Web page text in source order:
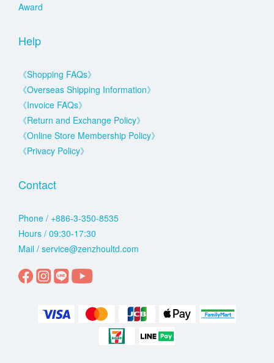
Award
Help
《Shopping FAQs》
《Overseas Shipping Information》
《Invoice FAQs》
《Return and Exchange Policy》
《Online Store Membership Policy》
《Privacy Policy》
Contact
Phone / +886-3-350-8535
Hours / 09:30-17:30
Mail / service@zenzhoultd.com